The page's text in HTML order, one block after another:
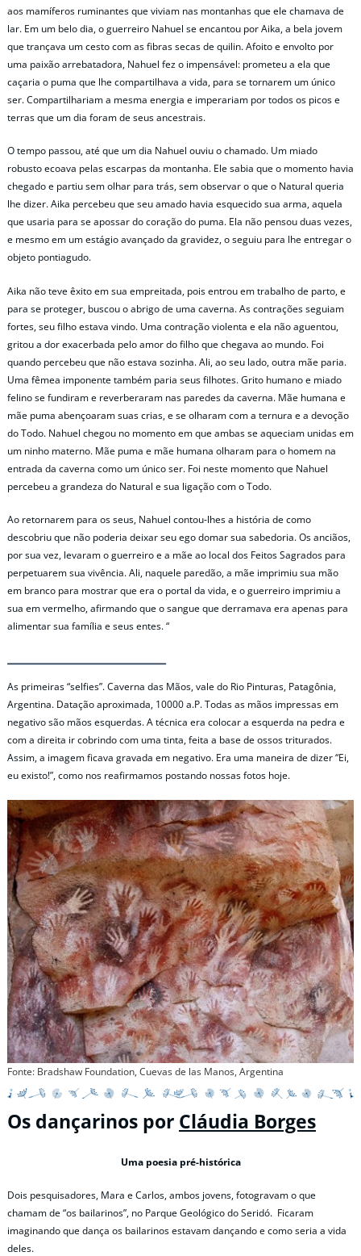
aos mamíferos ruminantes que viviam nas montanhas que ele chamava de
lar. Em um belo dia, o guerreiro Nahuel se encantou por Aika, a bela jovem
que trançava um cesto com as fibras secas de quilin. Afoito e envolto por
uma paixão arrebatadora, Nahuel fez o impensável: prometeu a ela que
caçaria o puma que lhe compartilhava a vida, para se tornarem um único
ser. Compartilhariam a mesma energia e imperariam por todos os picos e
terras que um dia foram de seus ancestrais.
O tempo passou, até que um dia Nahuel ouviu o chamado. Um miado
robusto ecoava pelas escarpas da montanha. Ele sabia que o momento havia
chegado e partiu sem olhar para trás, sem observar o que o Natural queria
lhe dizer. Aika percebeu que seu amado havia esquecido sua arma, aquela
que usaria para se apossar do coração do puma. Ela não pensou duas vezes,
e mesmo em um estágio avançado da gravidez, o seguiu para lhe entregar o
objeto pontiagudo.
Aika não teve êxito em sua empreitada, pois entrou em trabalho de parto, e
para se proteger, buscou o abrigo de uma caverna. As contrações seguiam
fortes, seu filho estava vindo. Uma contração violenta e ela não aguentou,
gritou a dor exacerbada pelo amor do filho que chegava ao mundo. Foi
quando percebeu que não estava sozinha. Ali, ao seu lado, outra mãe paria.
Uma fêmea imponente também paria seus filhotes. Grito humano e miado
felino se fundiram e reverberaram nas paredes da caverna. Mãe humana e
mãe puma abençoaram suas crias, e se olharam com a ternura e a devoção
do Todo. Nahuel chegou no momento em que ambas se aqueciam unidas em
um ninho materno. Mãe puma e mãe humana olharam para o homem na
entrada da caverna como um único ser. Foi neste momento que Nahuel
percebeu a grandeza do Natural e sua ligação com o Todo.
Ao retornarem para os seus, Nahuel contou-lhes a história de como
descobriu que não poderia deixar seu ego domar sua sabedoria. Os anciãos,
por sua vez, levaram o guerreiro e a mãe ao local dos Feitos Sagrados para
perpetuarem sua vivência. Ali, naquele paredão, a mãe imprimiu sua mão
em branco para mostrar que era o portal da vida, e o guerreiro imprimiu a
sua em vermelho, afirmando que o sangue que derramava era apenas para
alimentar sua família e seus entes. “
As primeiras “selfies”. Caverna das Mãos, vale do Rio Pinturas, Patagônia,
Argentina. Datação aproximada, 10000 a.P. Todas as mãos impressas em
negativo são mãos esquerdas. A técnica era colocar a esquerda na pedra e
com a direita ir cobrindo com uma tinta, feita a base de ossos triturados.
Assim, a imagem ficava gravada em negativo. Era uma maneira de dizer “Ei,
eu existo!”, como nos reafirmamos postando nossas fotos hoje.
Fonte: Bradshaw Foundation, Cuevas de las Manos, Argentina
Os dançarinos por Cláudia Borges
Uma poesia pré-histórica
Dois pesquisadores, Mara e Carlos, ambos jovens, fotogravam o que
chamam de “os bailarinos”, no Parque Geológico do Seridó. Ficaram
imaginando que dança os bailarinos estavam dançando e como seria a vida
deles.